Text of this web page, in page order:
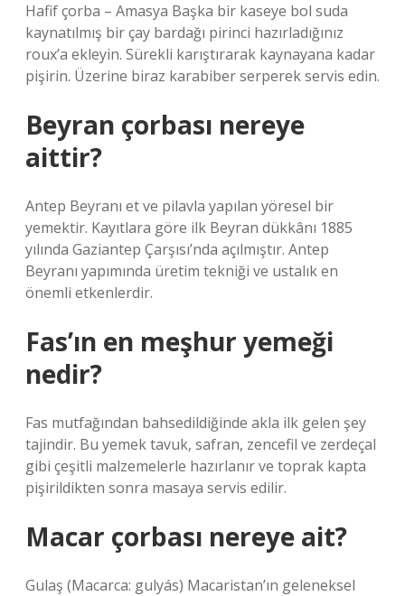
Hafif çorba – Amasya Başka bir kaseye bol suda
kaynatılmış bir çay bardağı pirinci hazırladığınız
roux’a ekleyin. Sürekli karıştırarak kaynayana kadar
pişirin. Üzerine biraz karabiber serperek servis edin.
Beyran çorbası nereye
aittir?
Antep Beyranı et ve pilavla yapılan yöresel bir
yemektir. Kayıtlara göre ilk Beyran dükkânı 1885
yılında Gaziantep Çarşısı’nda açılmıştır. Antep
Beyranı yapımında üretim tekniği ve ustalık en
önemli etkenlerdir.
Fas’ın en meşhur yemeği
nedir?
Fas mutfağından bahsedildiğinde akla ilk gelen şey
tajindir. Bu yemek tavuk, safran, zencefil ve zerdeçal
gibi çeşitli malzemelerle hazırlanır ve toprak kapta
pişirildikten sonra masaya servis edilir.
Macar çorbası nereye ait?
Gulaş (Macarca: gulyás) Macaristan’ın geleneksel